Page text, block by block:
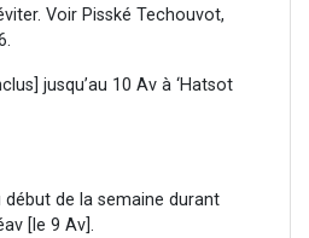
Voir Pisské Techouvot,
jusqu’au 10 Av à ‘Hatsot
début de la semaine durant
[le 9 Av].